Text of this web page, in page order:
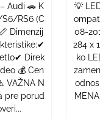
Audi 🚗 K
RS6 (C
Dimenzij
Direk
💰 Cen
VAŽNA N
pre porud
💡
08-
284 x
ko